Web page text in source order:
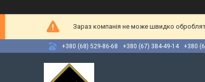
Зараз компанія не може швидко
+380 (68) 529-86-68 +380 (67) 384-49-14 +380